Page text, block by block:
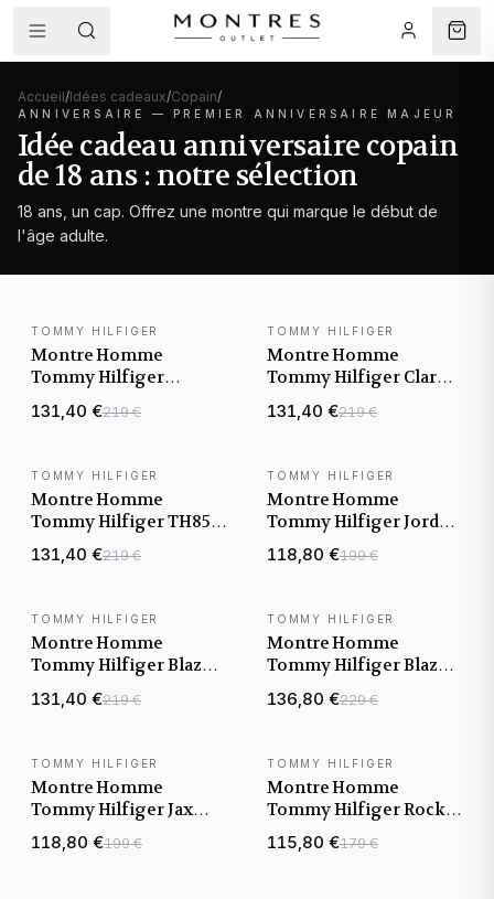
Accueil/Idées cadeaux/Copain/
ANNIVERSAIRE — PREMIER ANNIVERSAIRE MAJEUR
Idée cadeau anniversaire copain
de 18 ans : notre sélection
18 ans, un cap. Offrez une montre qui marque le début de
l'âge adulte.
NOUVEAUTÉ
TOMMY HILFIGER
Montre Homme
Tommy Hilfiger
Jameson 1792199 cadran
noir bracelet acier
131,40 €219 €
NOUVEAUTÉ
TOMMY HILFIGER
Montre Homme
Tommy Hilfiger Clark
1792081 cadran noir
bracelet acier
131,40 €219 €
NOUVEAUTÉ
TOMMY HILFIGER
Montre Homme
Tommy Hilfiger TH85
1792214 cadran argenté
bracelet acier
131,40 €219 €
NOUVEAUTÉ
TOMMY HILFIGER
Montre Homme
Tommy Hilfiger Jordan
1792095 cadran noir
bracelet maille
118,80 €199 €
NOUVEAUTÉ
TOMMY HILFIGER
Montre Homme
Tommy Hilfiger Blaze
1792028 cadran noir
bracelet silicone
131,40 €219 €
NOUVEAUTÉ
TOMMY HILFIGER
Montre Homme
Tommy Hilfiger Blaze
1792031 cadran bleu
bracelet acier
136,80 €229 €
NOUVEAUTÉ
TOMMY HILFIGER
Montre Homme
Tommy Hilfiger Jax
1710657 cadran gris
bracelet acier
118,80 €199 €
NOUVEAUTÉ
TOMMY HILFIGER
Montre Homme
Tommy Hilfiger Rocky
1792179 cadran bleu
bracelet acier
115,80 €179 €